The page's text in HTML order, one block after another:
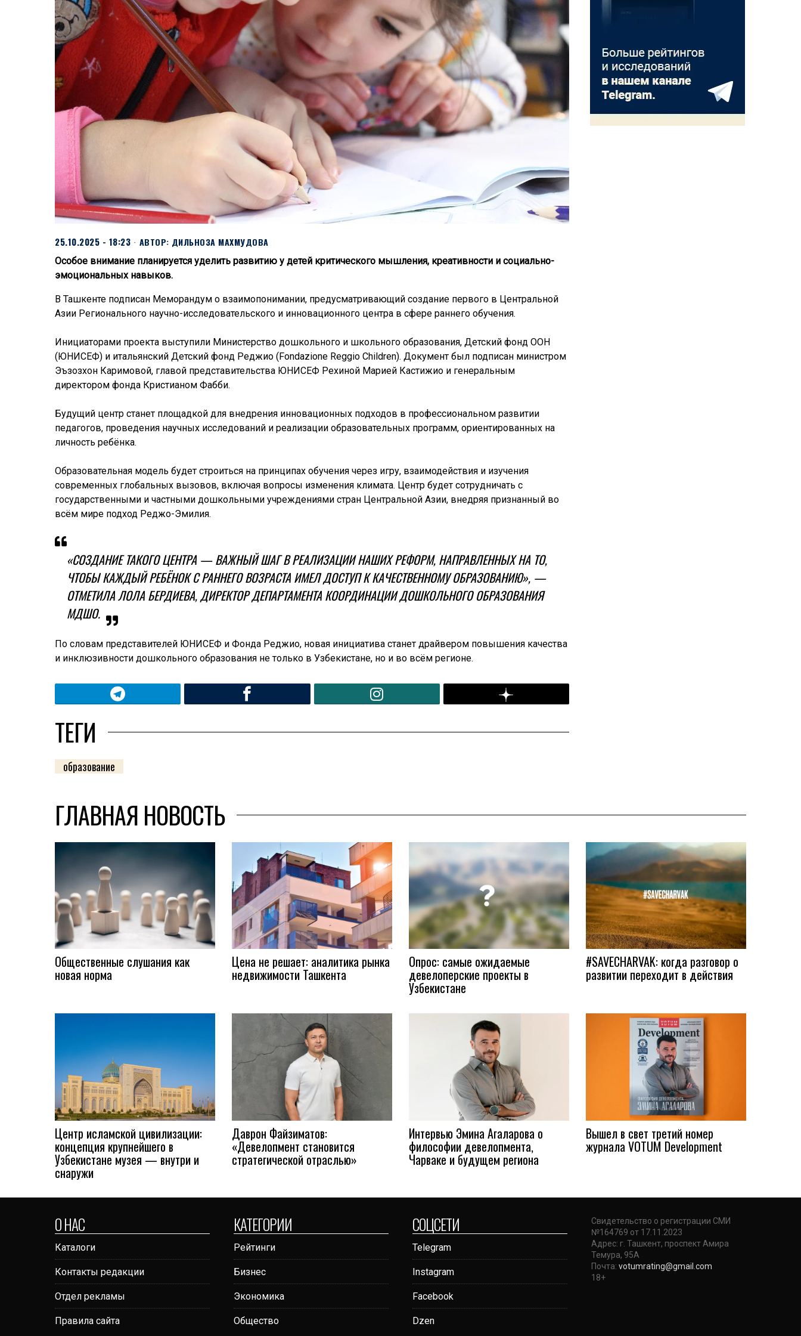
25.10.2025 - 18:23 АВТОР: ДИЛЬНОЗА МАХМУДОВА
Особое внимание планируется уделить развитию у детей критического мышления, креативности и социально-
эмоциональных навыков.
В Ташкенте подписан Меморандум о взаимопонимании, предусматривающий создание первого в Центральной
Азии Регионального научно-исследовательского и инновационного центра в сфере раннего обучения.
Инициаторами проекта выступили Министерство дошкольного и школьного образования, Детский фонд ООН
(ЮНИСЕФ) и итальянский Детский фонд Реджио (Fondazione Reggio Children). Документ был подписан министром
Эъзозхон Каримовой, главой представительства ЮНИСЕФ Рехиной Марией Кастижио и генеральным
директором фонда Кристианом Фабби.
Будущий центр станет площадкой для внедрения инновационных подходов в профессиональном развитии
педагогов, проведения научных исследований и реализации образовательных программ, ориентированных на
личность ребёнка.
Образовательная модель будет строиться на принципах обучения через игру, взаимодействия и изучения
современных глобальных вызовов, включая вопросы изменения климата. Центр будет сотрудничать с
государственными и частными дошкольными учреждениями стран Центральной Азии, внедряя признанный во
всём мире подход Реджо-Эмилия.
«СОЗДАНИЕ ТАКОГО ЦЕНТРА — ВАЖНЫЙ ШАГ В РЕАЛИЗАЦИИ НАШИХ РЕФОРМ, НАПРАВЛЕННЫХ НА ТО,
ЧТОБЫ КАЖДЫЙ РЕБЁНОК С РАННЕГО ВОЗРАСТА ИМЕЛ ДОСТУП К КАЧЕСТВЕННОМУ ОБРАЗОВАНИЮ», —
ОТМЕТИЛА ЛОЛА БЕРДИЕВА, ДИРЕКТОР ДЕПАРТАМЕНТА КООРДИНАЦИИ ДОШКОЛЬНОГО ОБРАЗОВАНИЯ
МДШО.
По словам представителей ЮНИСЕФ и Фонда Реджио, новая инициатива станет драйвером повышения качества
и инклюзивности дошкольного образования не только в Узбекистане, но и во всём регионе.
ТЕГИ
образование
ГЛАВНАЯ НОВОСТЬ
Общественные слушания как
новая норма
Цена не решает: аналитика рынка
недвижимости Ташкента
Опрос: самые ожидаемые
девелоперские проекты в
Узбекистане
#SAVECHARVAK: когда разговор о
развитии переходит в действия
Центр исламской цивилизации:
концепция крупнейшего в
Узбекистане музея — внутри и
снаружи
Даврон Файзиматов:
«Девелопмент становится
стратегической отраслью»
Интервью Эмина Агаларова о
философии девелопмента,
Чарваке и будущем региона
Вышел в свет третий номер
журнала VOTUM Development
О НАС
Каталоги
Контакты редакции
Отдел рекламы
Правила сайта
КАТЕГОРИИ
Рейтинги
Бизнес
Экономика
Общество
СОЦСЕТИ
Telegram
Instagram
Facebook
Dzen
Свидетельство о регистрации СМИ
№164769 от 17.11.2023
Адрес: г. Ташкент, проспект Амира
Темура, 95А
Почта: votumrating@gmail.com
18+